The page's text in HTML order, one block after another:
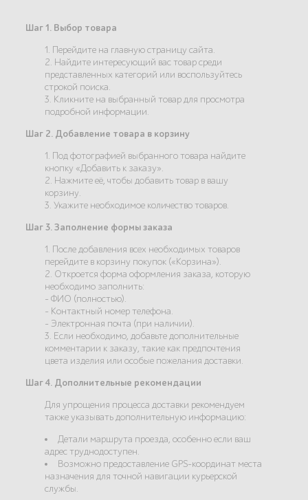
Шаг 1. Выбор товара
1. Перейдите на главную страницу сайта.
2. Найдите интересующий вас товар среди
представленных категорий или воспользуйтесь
строкой поиска.
3. Кликните на выбранный товар для просмотра
подробной информации.
Шаг 2. Добавление товара в корзину
1. Под фотографией выбранного товара найдите
кнопку «Добавить к заказу».
2. Нажмите её, чтобы добавить товар в вашу
корзину.
3. Укажите необходимое количество товаров.
Шаг 3. Заполнение формы заказа
1. После добавления всех необходимых товаров
перейдите в корзину покупок («Корзина»).
2. Откроется форма оформления заказа, которую
необходимо заполнить:
- ФИО (полностью).
- Контактный номер телефона.
- Электронная почта (при наличии).
3. Если необходимо, добавьте дополнительные
комментарии к заказу, такие как предпочтения
цвета изделия или особые пожелания доставки.
Шаг 4. Дополнительные рекомендации
Для упрощения процесса доставки рекомендуем
также указывать дополнительную информацию:
Детали маршрута проезда, особенно если ваш
адрес труднодоступен.
Возможно предоставление GPS-координат места
назначения для точной навигации курьерской
службы.